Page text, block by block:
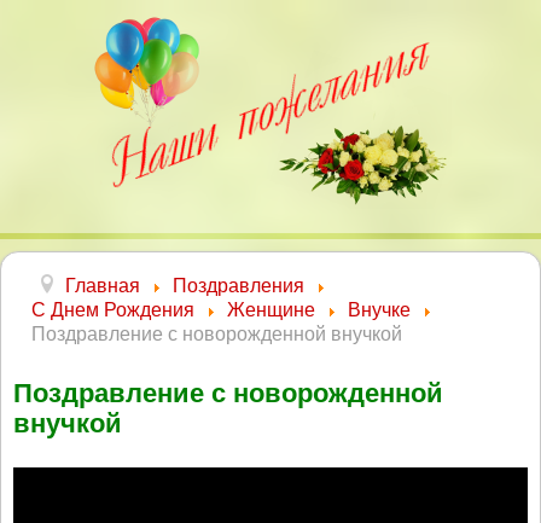
Главная
Поздравления
С Днем Рождения
Женщине
Внучке
Поздравление с новорожденной внучкой
Поздравление с новорожденной
внучкой